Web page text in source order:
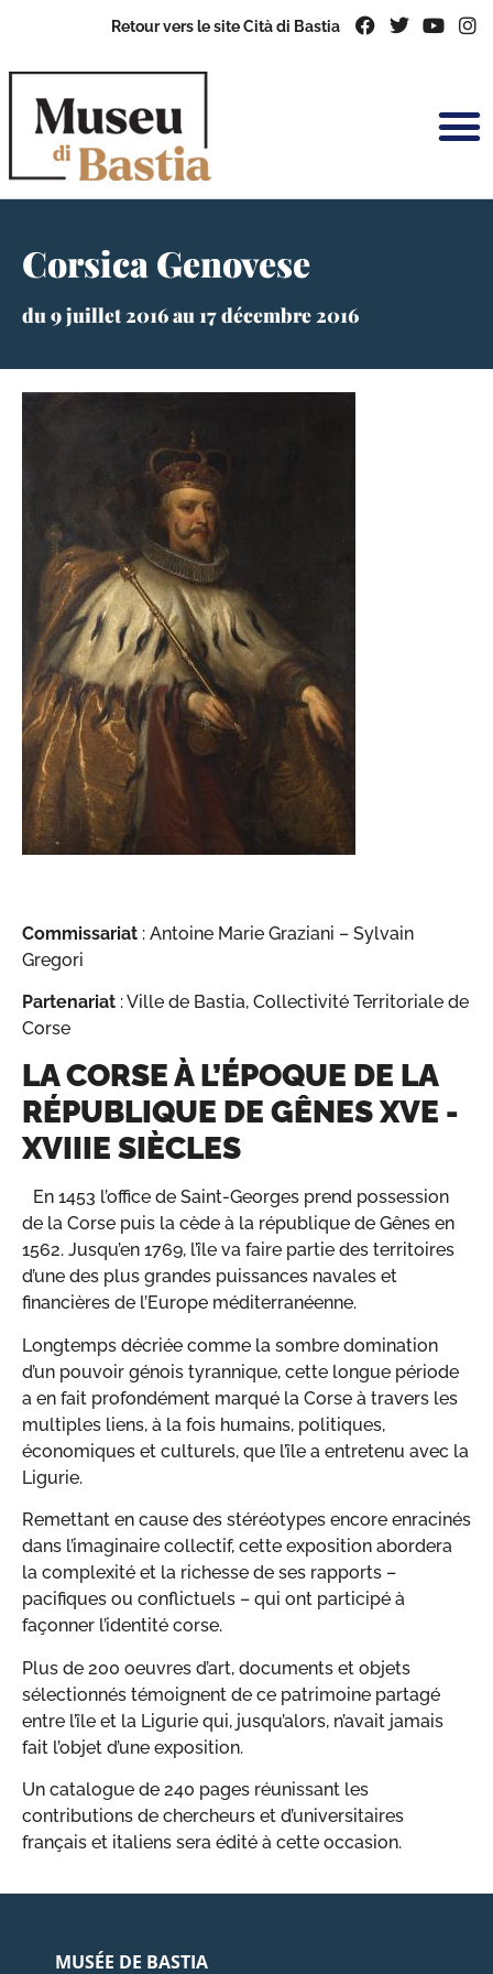
Retour vers le site Cità di Bastia
Corsica Genovese
du 9 juillet 2016 au 17 décembre 2016
Commissariat : Antoine Marie Graziani – Sylvain
Gregori
Partenariat : Ville de Bastia, Collectivité Territoriale de
Corse
LA CORSE À L’ÉPOQUE DE LA
RÉPUBLIQUE DE GÊNES XVE -
XVIIIE SIÈCLES
En 1453 l’office de Saint-Georges prend possession
de la Corse puis la cède à la république de Gênes en
1562. Jusqu’en 1769, l’île va faire partie des territoires
d’une des plus grandes puissances navales et
financières de l’Europe méditerranéenne.
Longtemps décriée comme la sombre domination
d’un pouvoir génois tyrannique, cette longue période
a en fait profondément marqué la Corse à travers les
multiples liens, à la fois humains, politiques,
économiques et culturels, que l’île a entretenu avec la
Ligurie.
Remettant en cause des stéréotypes encore enracinés
dans l’imaginaire collectif, cette exposition abordera
la complexité et la richesse de ses rapports –
pacifiques ou conflictuels – qui ont participé à
façonner l’identité corse.
Plus de 200 oeuvres d’art, documents et objets
sélectionnés témoignent de ce patrimoine partagé
entre l’île et la Ligurie qui, jusqu’alors, n’avait jamais
fait l’objet d’une exposition.
Un catalogue de 240 pages réunissant les
contributions de chercheurs et d’universitaires
français et italiens sera édité à cette occasion.
MUSÉE DE BASTIA